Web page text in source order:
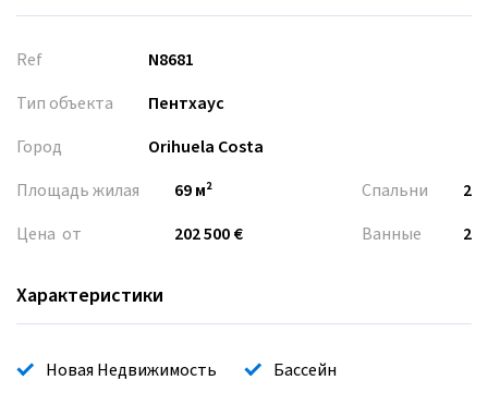
Ref
N8681
Тип объекта
Пентхаус
Город
Orihuela Costa
Площадь жилая
69 м²
Цена от
202 500 €
Спальни
2
Ванные
2
Характеристики
Новая Недвижимость Бассейн